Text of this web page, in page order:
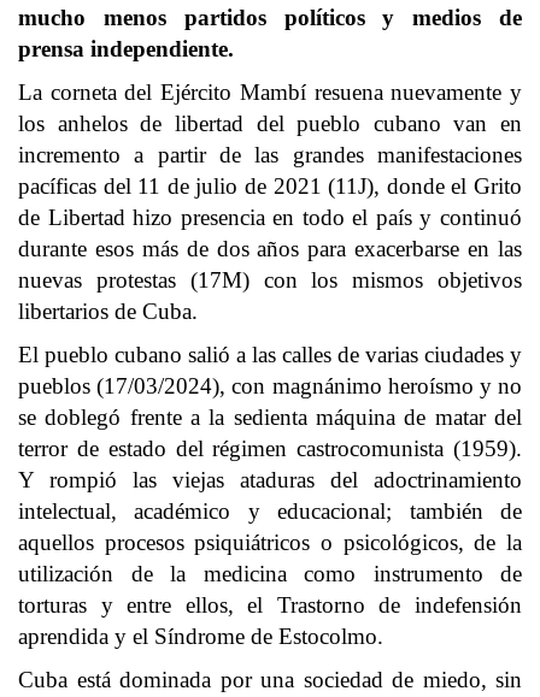
mucho menos partidos políticos y medios de
prensa independiente.
La corneta del Ejército Mambí resuena nuevamente y
los anhelos de libertad del pueblo cubano van en
incremento a partir de las grandes manifestaciones
pacíficas del 11 de julio de 2021 (11J), donde el Grito
de Libertad hizo presencia en todo el país y continuó
durante esos más de dos años para exacerbarse en las
nuevas protestas (17M) con los mismos objetivos
libertarios de Cuba.
El pueblo cubano salió a las calles de varias ciudades y
pueblos (17/03/2024), con magnánimo heroísmo y no
se doblegó frente a la sedienta máquina de matar del
terror de estado del régimen castrocomunista (1959).
Y rompió las viejas ataduras del adoctrinamiento
intelectual, académico y educacional; también de
aquellos procesos psiquiátricos o psicológicos, de la
utilización de la medicina como instrumento de
torturas y entre ellos, el Trastorno de indefensión
aprendida y el Síndrome de Estocolmo.
Cuba está dominada por una sociedad de miedo, sin